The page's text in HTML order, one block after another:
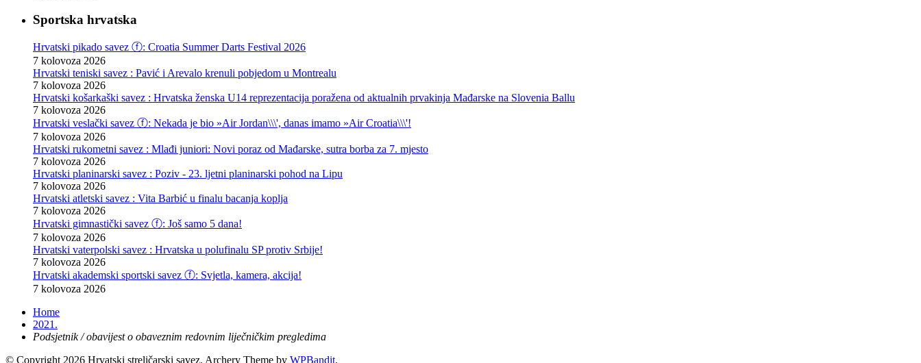
Sportska hrvatska
Hrvatski pikado savez ⓕ: Croatia Summer Darts Festival 2026
7 kolovoza 2026
Hrvatski teniski savez : Pavić i Arevalo krenuli pobjedom u Montrealu
7 kolovoza 2026
Hrvatski košarkaški savez : Hrvatska ženska U14 reprezentacija poražena od aktualnih prvakinja Mađarske na Slovenia Ballu
7 kolovoza 2026
Hrvatski veslački savez ⓕ: Nekada je bio »Air Jordan\\\', danas imamo »Air Croatia\\\'!
7 kolovoza 2026
Hrvatski rukometni savez : Mlađi juniori: Novi poraz od Mađarske, sutra borba za 7. mjesto
7 kolovoza 2026
Hrvatski planinarski savez : Poziv - 23. ljetni planinarski pohod na Lipu
7 kolovoza 2026
Hrvatski atletski savez : Vita Barbić u finalu bacanja koplja
7 kolovoza 2026
Hrvatski gimnastički savez ⓕ: Još samo 5 dana!
7 kolovoza 2026
Hrvatski vaterpolski savez : Hrvatska u polufinalu SP protiv Srbije!
7 kolovoza 2026
Hrvatski akademski sportski savez ⓕ: Svjetla, kamera, akcija!
7 kolovoza 2026
Home
2021.
Podsjetnik / obavijest o obaveznim redovnim liječničkim pregledima
© Copyright 2026 Hrvatski streličarski savez. Archery Theme by WPBandit.